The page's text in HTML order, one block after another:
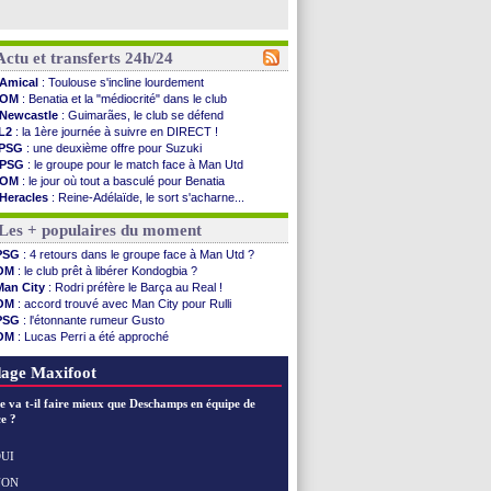
et transferts 24h/24
Amical : Toulouse s'incline lourdement
OM : Benatia et la "médiocrité" dans le club
Newcastle : Guimarães, le club se défend
: la 1ère journée à suivre en DIRECT !
: une deuxième offre pour Suzuki
PSG : le groupe pour le match face à Man Utd
OM : le jour où tout a basculé pour Benatia
Heracles : Reine-Adélaïde, le sort s'acharne...
Monaco: Mawissa a gravement blessé Uche
OM: accord avec la Real Sociedad pour Aguerd
Barça: Araujo va partir en prêt à Liverpool
OM : Côme pousse pour Gouiri
Man Utd: le groupe pour défier le PSG
: Caen premier leader
: Højbjerg, son agent maintient le suspense
: Gouiri évoque son avenir
: le transfert d'Asllani tombe à l'eau
: Benatia envoie une pique à Longoria
: la dernière saison de Fonseca ?
+ populaires du moment
: 4 retours dans le groupe face à Man Utd ?
: le club prêt à libérer Kondogbia ?
City : Rodri préfère le Barça au Real !
: accord trouvé avec Man City pour Rulli
: l'étonnante rumeur Gusto
: Lucas Perri a été approché
: Owori battu à mort à Kampala
Maxifoot
va t-il faire mieux que Deschamps en équipe de
?